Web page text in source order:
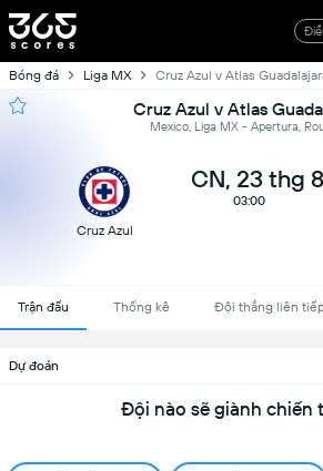
Bóng đá Liga MX Cruz Azul v Atlas
Cruz Azul v Atlas
Mexico, Liga MX - Apertura,
Cruz Azul
CN, 23 thg 8
03:00
Trận đấu Thống kê Đội thắng liên
Dự đoán
Đội nào sẽ giành chiến